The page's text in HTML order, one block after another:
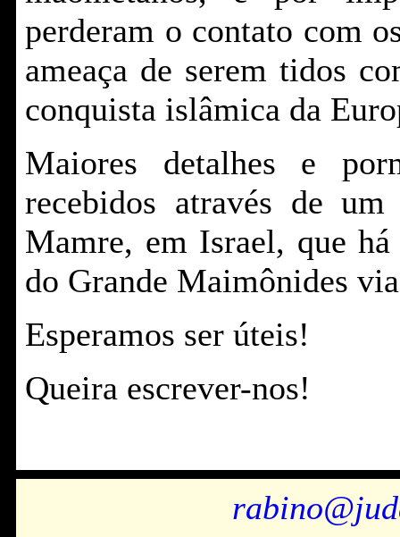
perderam o contato com
ameaça de serem tidos
conquista islâmica da
Maiores detalhes e
recebidos através de
Mamre, em Israel, que
do Grande Maimônides
Esperamos ser úteis!
Queira escrever-nos!